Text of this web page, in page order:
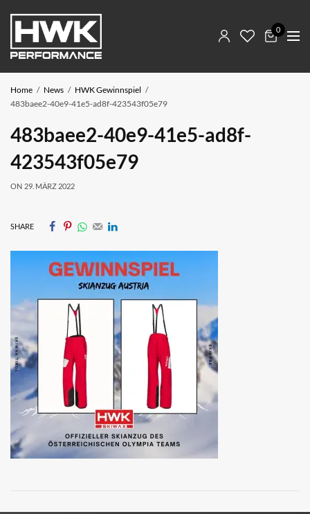
0
Home News
HWK Gewinnspiel
483baee2-40e9-41e5-ad8f-423543f05e79
483baee2-40e9-41e5-ad8f-
423543f05e79
ON 29. MÄRZ 2022
SHARE